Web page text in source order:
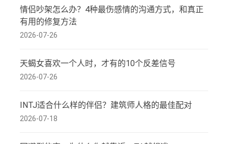
情侣吵架怎么办？4种最伤感情的沟通方式，和真正
有用的修复方法
2026-07-26
天蝎女喜欢一个人时，才有的10个反差信号
2026-07-26
INTJ适合什么样的伴侣？建筑师人格的最佳配对
2026-07-18